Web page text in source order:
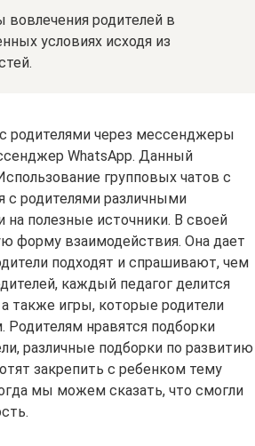
родителей в
условиях исходя из
родителями через мессенджеры
WhatsApp. Данный
групповых чатов с
с родителями различными
полезные источники. В своей
форму взаимодействия. Она дает
подходят и спрашивают, чем
каждый педагог делится
также игры, которые родители
Родителям нравятся подборки
различные подборки по развитию
закрепить с ребенком тему
мы можем сказать, что смогли